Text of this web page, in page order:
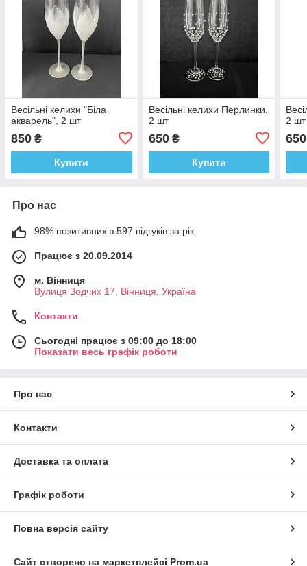
Весільні келихи "Біла
акварель", 2 шт
850 ₴
Купити
Весільні келихи Перлинки,
2 шт
650₴
Купити
2 шт
650
Про нас
98% позитивних з 597 відгуків за рік
Працює з 20.09.2014
м. Вінниця
Вулиця Зодчих 17, Вінниця, Україна
Контакти
Сьогодні працює з 09:00 до 18:00
Показати весь графік роботи
Про нас
Контакти
Доставка та оплата
Графік роботи
Повна версія сайту
Сайт створено на маркетплейсі Prom.ua